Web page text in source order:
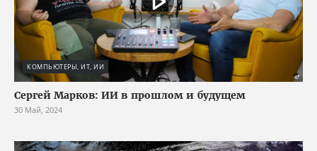
КОМПЬЮТЕРЫ, ИТ, ИИ
Сергей Марков: ИИ в прошлом и будущем
30 Май, 2024